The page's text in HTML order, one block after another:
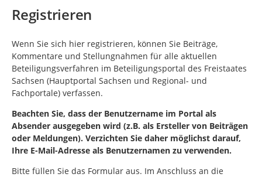
Registrieren
Wenn Sie sich hier registrieren, können Sie Beiträge,
Kommentare und Stellungnahmen für alle aktuellen
Beteiligungsverfahren im Beteiligungsportal des Freistaates
Sachsen (Hauptportal Sachsen und Regional- und
Fachportale) verfassen.
Beachten Sie, dass der Benutzername im Portal als
Absender ausgegeben wird (z.B. als Ersteller von Beiträgen
oder Meldungen). Verzichten Sie daher möglichst darauf,
Ihre E-Mail-Adresse als Benutzernamen zu verwenden.
Bitte füllen Sie das Formular aus. Im Anschluss an die